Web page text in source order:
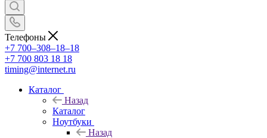
Телефоны
+7 700‒308‒18‒18
+7 700 803 18 18
timing@internet.ru
Каталог
Назад
Каталог
Ноутбуки
Назад